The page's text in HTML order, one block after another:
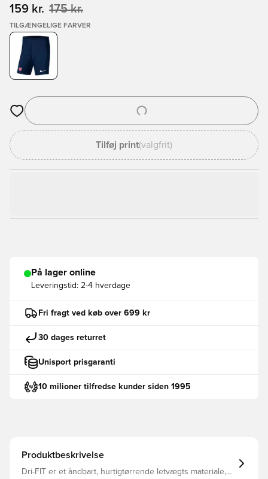
159 kr. 175 kr.
TILGÆNGELIGE FARVER
Åbner en Modal til at logge ind eller tilmelde dig som medlem
Tilføj print(valgfrit)
På lager online
Leveringstid: 2-4 hverdage
Fri fragt ved køb over 699 kr
30 dages returret
Unisport prisgaranti
10 milioner tilfredse kunder siden 1995
Produktbeskrivelse
Dri-FIT er et åndbart, hurtigtørrende letvægts materiale,